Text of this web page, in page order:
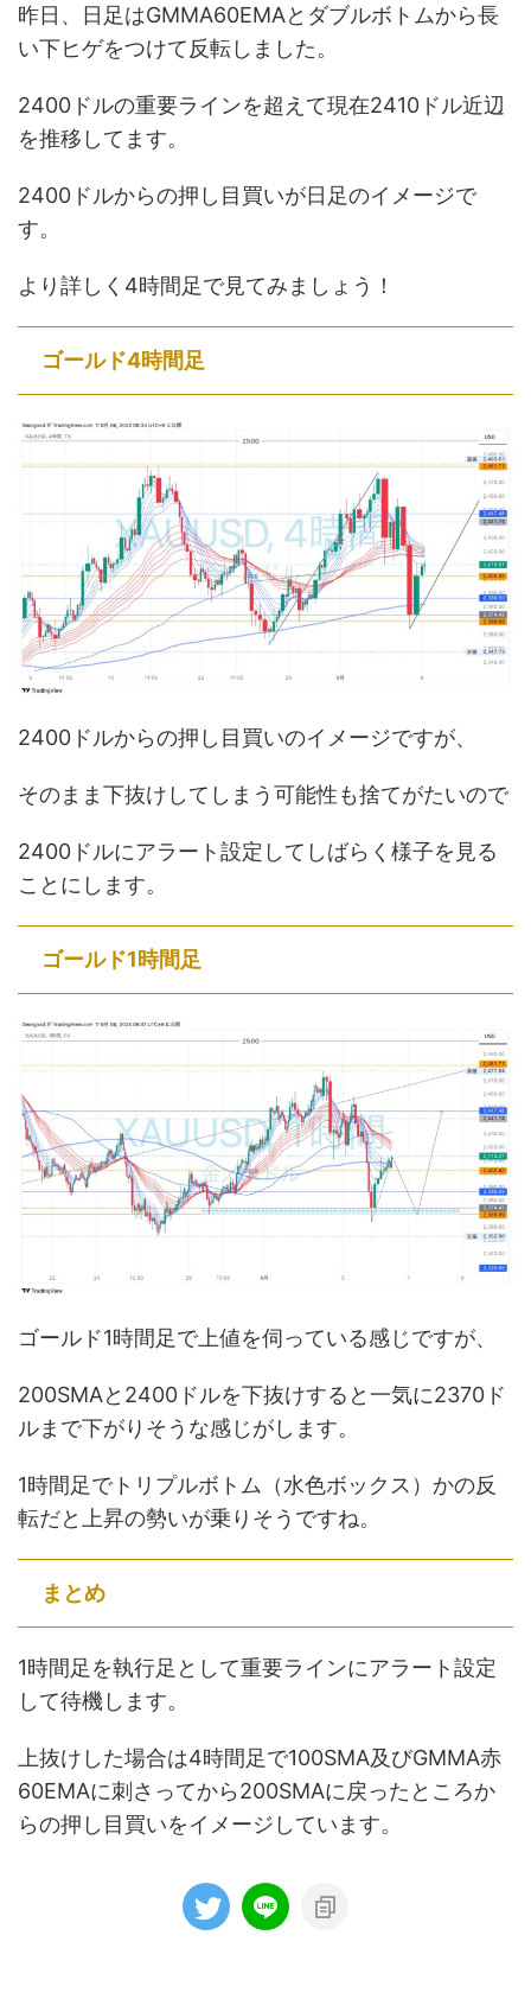
昨日、日足はGMMA60EMAとダブルボトムから長
い下ヒゲをつけて反転しました。
2400ドルの重要ラインを超えて現在2410ドル近辺
を推移してます。
2400ドルからの押し目買いが日足のイメージで
す。
より詳しく4時間足で見てみましょう！
ゴールド4時間足
2400ドルからの押し目買いのイメージですが、
そのまま下抜けしてしまう可能性も捨てがたいので
2400ドルにアラート設定してしばらく様子を見る
ことにします。
ゴールド1時間足
ゴールド1時間足で上値を伺っている感じですが、
200SMAと2400ドルを下抜けすると一気に2370ド
ルまで下がりそうな感じがします。
1時間足でトリプルボトム（水色ボックス）かの反
転だと上昇の勢いが乗りそうですね。
まとめ
1時間足を執行足として重要ラインにアラート設定
して待機します。
上抜けした場合は4時間足で100SMA及びGMMA赤
60EMAに刺さってから200SMAに戻ったところか
らの押し目買いをイメージしています。